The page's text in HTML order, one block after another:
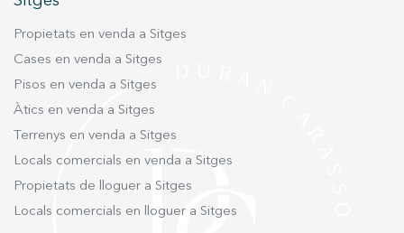
Propietats en venda a Sitges
Cases en venda a Sitges
Pisos en venda a Sitges
Àtics en venda a Sitges
Terrenys en venda a Sitges
Locals comercials en venda a Sitges
Propietats de lloguer a Sitges
Locals comercials en lloguer a Sitges
Marketing i publicitat
informació sobre les preferències i les eleccions personals
de l'usuari a través de l'observació continuada dels seus
hàbits de navegació. Gràcies a elles, podem conèixer els
hàbits de navegació al lloc web i mostrar publicitat
relacionada amb el perfil de navegació de l'usuari.